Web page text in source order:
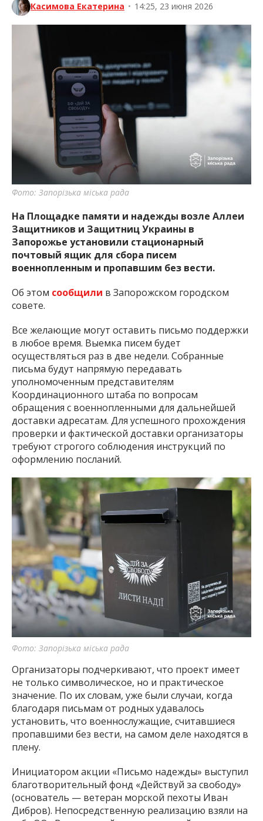
Касимова Екатерина • 14:25, 23 июня 2026
Фото: Запорізька міська рада
На Площадке памяти и надежды возле Аллеи
Защитников и Защитниц Украины в
Запорожье установили стационарный
почтовый ящик для сбора писем
военнопленным и пропавшим без вести.
Об этом сообщили в Запорожском городском
совете.
Все желающие могут оставить письмо поддержки
в любое время. Выемка писем будет
осуществляться раз в две недели. Собранные
письма будут напрямую передавать
уполномоченным представителям
Координационного штаба по вопросам
обращения с военнопленными для дальнейшей
доставки адресатам. Для успешного прохождения
проверки и фактической доставки организаторы
требуют строгого соблюдения инструкций по
оформлению посланий.
Фото: Запорізька міська рада
Организаторы подчеркивают, что проект имеет
не только символическое, но и практическое
значение. По их словам, уже были случаи, когда
благодаря письмам от родных удавалось
установить, что военнослужащие, считавшиеся
пропавшими без вести, на самом деле находятся в
плену.
Инициатором акции «Письмо надежды» выступил
благотворительный фонд «Действуй за свободу»
(основатель — ветеран морской пехоты Иван
Дибров). Непосредственную реализацию взяли на